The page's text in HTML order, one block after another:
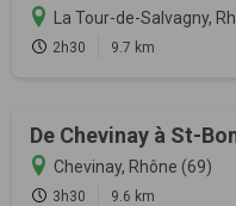
La Tour-de-Salvagny,
2h30 9.7 km
De Chevinay à St-
Chevinay, Rhône (69)
3h30 9.6 km